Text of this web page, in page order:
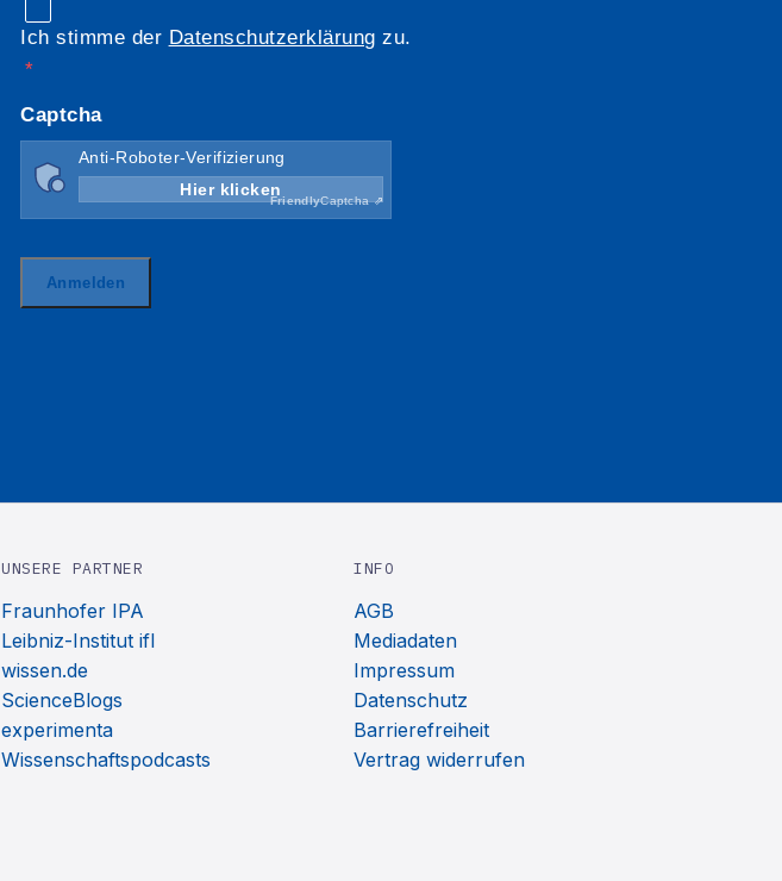
UNSERE PARTNER
Fraunhofer IPA
Leibniz-Institut ifl
wissen.de
ScienceBlogs
experimenta
Wissenschaftspodcasts
INFO
AGB
Mediadaten
Impressum
Datenschutz
Barrierefreiheit
Vertrag widerrufen